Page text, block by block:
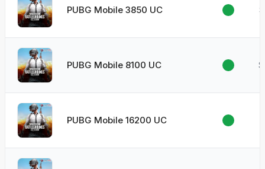
PUBG Mobile 3850 UC
PUBG Mobile 8100 UC
PUBG Mobile 16200 UC